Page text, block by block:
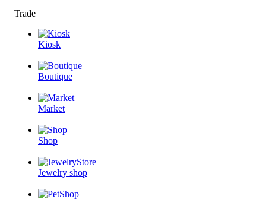
Trade
Kiosk
Boutique
Market
Shop
Jewelry shop